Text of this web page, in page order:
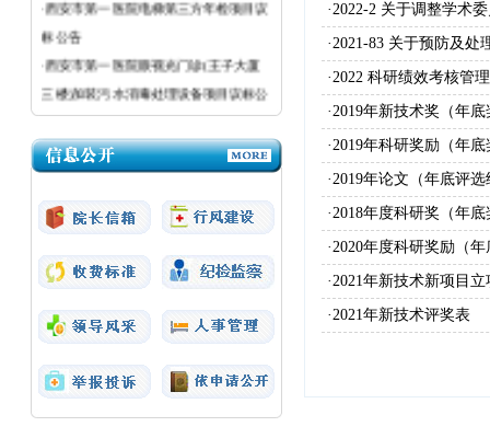
·西安市第一医院医疗设备议标公告
·西安市第一医院粉巷院区强制性清洁生
·2022-2 关于调整学术
·2021-83 关于预防及
·2022 科研绩效考核管
·2019年新技术奖（年
·2019年科研奖励（年
·2019年论文（年底评
·2018年度科研奖（年
·2020年度科研奖励（
·2021年新技术新项目
·2021年新技术评奖表